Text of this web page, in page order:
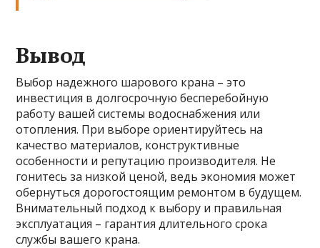
Вывод
Выбор надежного шарового крана – это
инвестиция в долгосрочную бесперебойную
работу вашей системы водоснабжения или
отопления. При выборе ориентируйтесь на
качество материалов, конструктивные
особенности и репутацию производителя. Не
гонитесь за низкой ценой, ведь экономия может
обернуться дорогостоящим ремонтом в будущем.
Внимательный подход к выбору и правильная
эксплуатация – гарантия длительного срока
службы вашего крана.